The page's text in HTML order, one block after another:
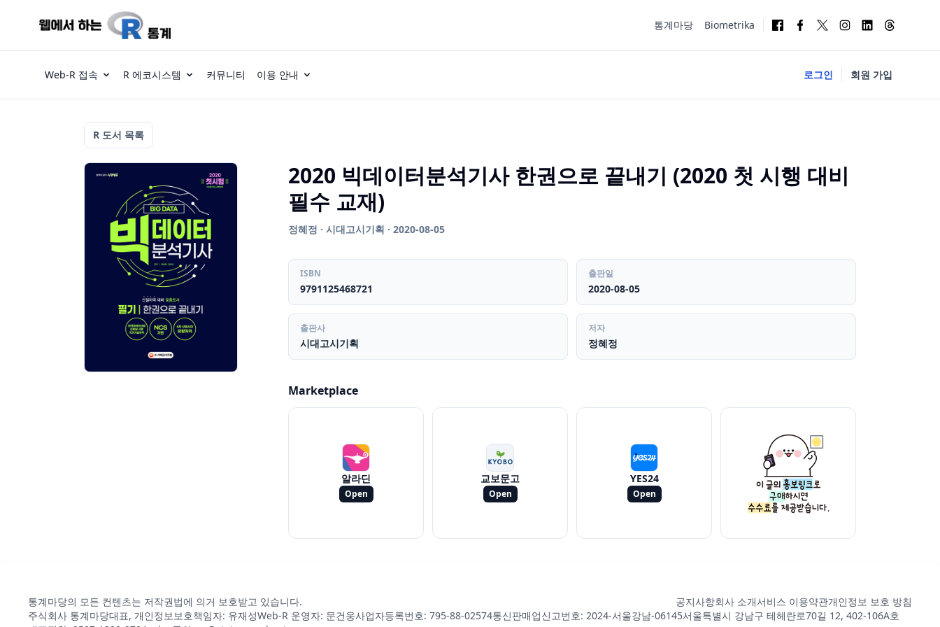
통계마당 Biometrika
Web-R 접속 R 에코시스템 커뮤니티 이용 안내 로그인 회원 가입
R 도서 목록
2020 빅데이터분석기사 한권으로 끝내기 (2020 첫 시행 대비
필수 교재)
정혜정 · 시대고시기획 · 2020-08-05
ISBN
9791125468721
출판일
2020-08-05
출판사
시대고시기획
저자
정혜정
Marketplace
알라딘
Open
교보문고
Open
YES24
Open
통계마당의 모든 컨텐츠는 저작권법에 의거 보호받고 있습니다. 공지사항회사 소개서비스 이용약관개인정보 보호 방침
주식회사 통계마당대표, 개인정보보호책임자: 유재성Web-R 운영자: 문건웅사업자등록번호: 795-88-02574통신판매업신고번호: 2024-서울강남-06145서울특별시 강남구 테헤란로70길 12, 402-106A호